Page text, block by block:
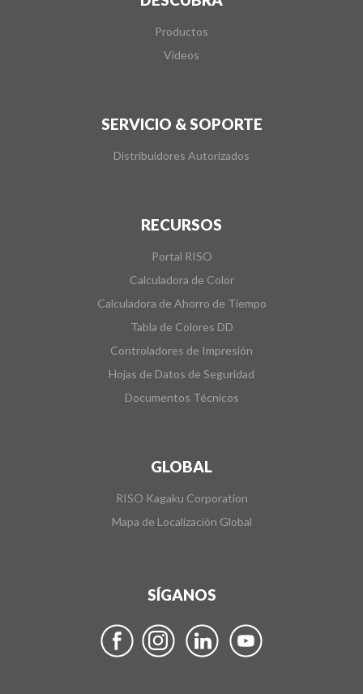
Productos
Videos
SERVICIO & SOPORTE
Distribuidores Autorizados
RECURSOS
Portal RISO
Calculadora de Color
Calculadora de Ahorro de Tiempo
Tabla de Colores DD
Controladores de Impresión
Hojas de Datos de Seguridad
Documentos Técnicos
GLOBAL
RISO Kagaku Corporation
Mapa de Localización Global
SÍGANOS